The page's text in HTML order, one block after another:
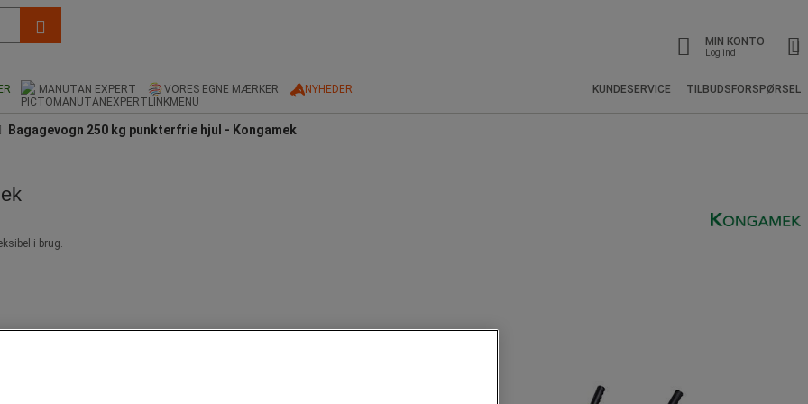
MIN KONTO
Log ind
MANUTAN EXPERT VORES EGNE MÆRKER NYHEDER KUNDESERVICE TILBUDSFORSPØRSEL
Bagagevogn 250 kg punkterfrie hjul - Kongamek
i brug.